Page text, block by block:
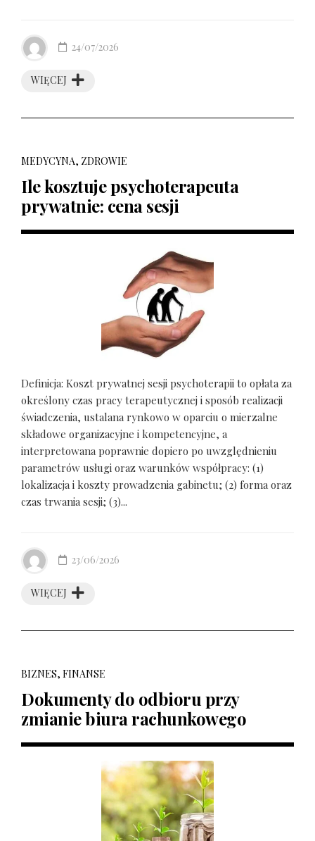
WIĘCEJ
24/07/2026
MEDYCYNA, ZDROWIE
Ile kosztuje psychoterapeuta
prywatnie: cena sesji
Definicja: Koszt prywatnej sesji psychoterapii to opłata za
określony czas pracy terapeutycznej i sposób realizacji
świadczenia, ustalana rynkowo w oparciu o mierzalne
składowe organizacyjne i kompetencyjne, a
interpretowana poprawnie dopiero po uwzględnieniu
parametrów usługi oraz warunków współpracy: (1)
lokalizacja i koszty prowadzenia gabinetu; (2) forma oraz
czas trwania sesji; (3)...
WIĘCEJ
23/06/2026
BIZNES, FINANSE
Dokumenty do odbioru przy
zmianie biura rachunkowego